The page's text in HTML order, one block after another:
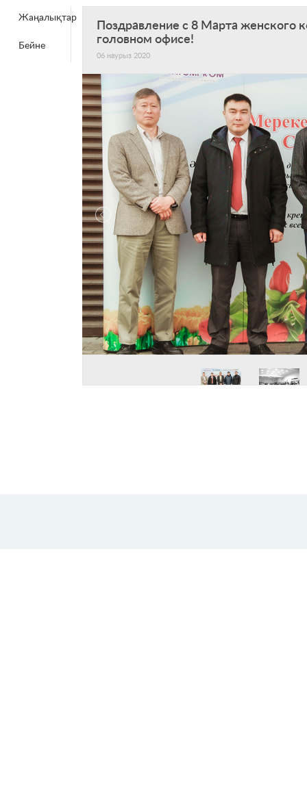
Жаңалықтар
Бейне
Поздравление с 8 Марта женского
головном офисе!
06 наурыз 2020